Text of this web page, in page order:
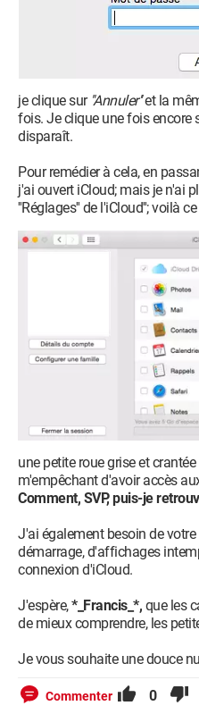
je clique sur ''Annuler''et la
fois. Je clique une fois encore
disparaît.
Pour remédier à cela, en
j'ai ouvert iCloud; mais je n'ai
''Réglages'' de l'iCloud''; voilà
une petite roue grise et
m'empêchant d'avoir accès
Comment, SVP, puis-je
J'ai également besoin de
démarrage, d'affichages
connexion d'iCloud.
J'espère,*_Francis_*, que les
de mieux comprendre, les
Je vous souhaite une douce
Commenter 0